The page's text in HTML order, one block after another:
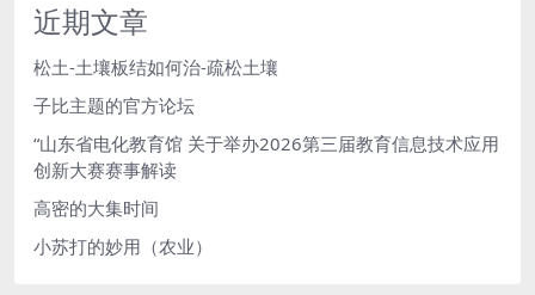
近期文章
松土-土壤板结如何治-疏松土壤
子比主题的官方论坛
“山东省电化教育馆 关于举办2026第三届教育信息技术应用
创新大赛赛事解读
高密的大集时间
小苏打的妙用（农业）